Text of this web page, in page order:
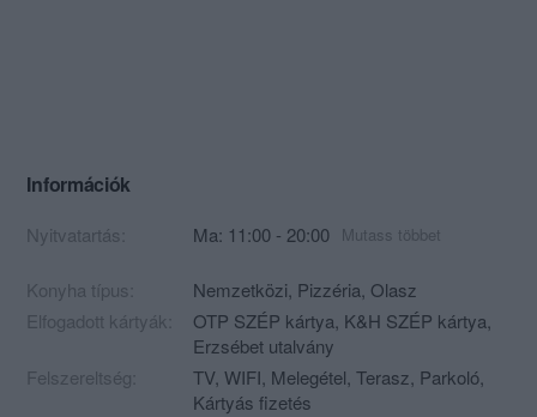
Információk
Nyitvatartás: Ma: 11:00 - 20:00 Mutass többet
Konyha típus: Nemzetközi, Pizzéria, Olasz
Elfogadott kártyák:
OTP SZÉP kártya, K&H SZÉP kártya,
Erzsébet utalvány
Felszereltség:
TV, WIFI, Melegétel, Terasz, Parkoló,
Kártyás fizetés